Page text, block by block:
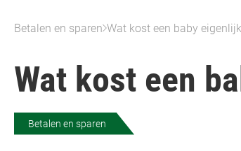
Betalen en sparen Wat kost een baby
Wat kost een
Betalen en sparen